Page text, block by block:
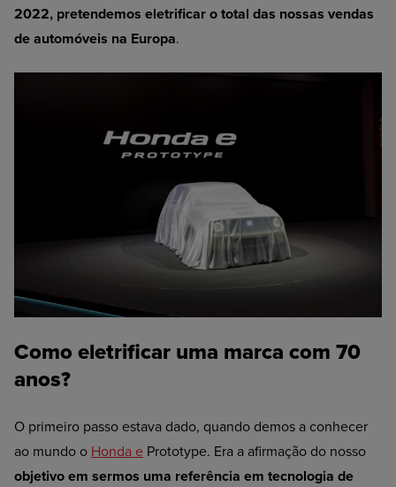
2022, pretendemos eletrificar o total das nossas vendas
de automóveis na Europa.
Como eletrificar uma marca com 70
anos?
O primeiro passo estava dado, quando demos a conhecer
ao mundo o Honda e Prototype. Era a afirmação do nosso
objetivo em sermos uma referência em tecnologia de